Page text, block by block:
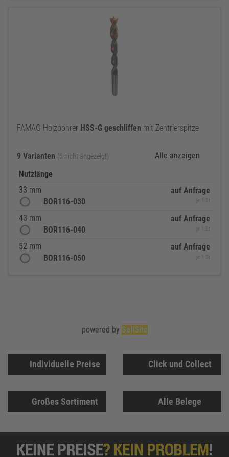
FAMAG Holzbohrer HSS-G geschliffen mit Zentrierspitze
9 Varianten (6 nicht angezeigt)
Alle anzeigen
Nutzlänge
33 mm
BOR116-030
auf Anfrage
je 1 St
43 mm
BOR116-040
auf Anfrage
je 1 St
52 mm
BOR116-050
auf Anfrage
je 1 St
Individuelle Preise Click und Collect
Großes Sortiment Alle Belege
powered by SellSite